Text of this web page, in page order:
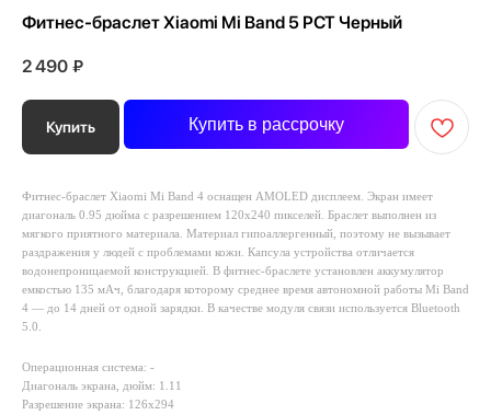
Фитнес-браслет Xiaomi Mi Band 5 РСТ Черный
2 490 ₽
Купить Купить в рассрочку
Фитнес-браслет Xiaomi Mi Band 4 оснащен AMOLED дисплеем. Экран имеет
диагональ 0.95 дюйма с разрешением 120x240 пикселей. Браслет выполнен из
мягкого приятного материала. Материал гипоаллергенный, поэтому не вызывает
раздражения у людей с проблемами кожи. Капсула устройства отличается
водонепроницаемой конструкцией. В фитнес-браслете установлен аккумулятор
емкостью 135 мАч, благодаря которому среднее время автономной работы Mi Band
4 — до 14 дней от одной зарядки. В качестве модуля связи используется Bluetooth
5.0.
Операционная система: -
Диагональ экрана, дюйм: 1.11
Разрешение экрана: 126x294